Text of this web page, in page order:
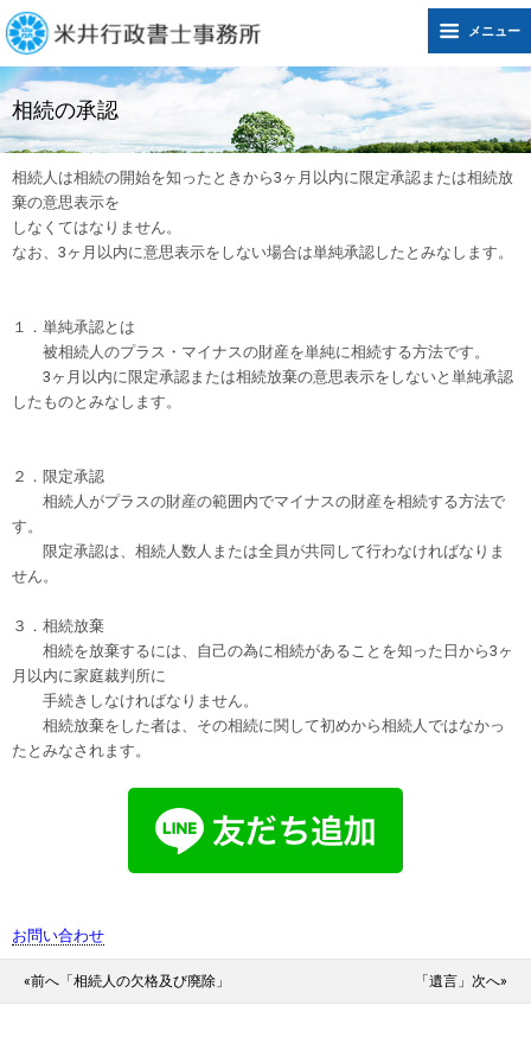
メニュー
相続の承認
相続人は相続の開始を知ったときから3ヶ月以内に限定承認または相続放
棄の意思表示を
しなくてはなりません。
なお、3ヶ月以内に意思表示をしない場合は単純承認したとみなします。
１．単純承認とは
被相続人のプラス・マイナスの財産を単純に相続する方法です。
3ヶ月以内に限定承認または相続放棄の意思表示をしないと単純承認
したものとみなします。
２．限定承認
相続人がプラスの財産の範囲内でマイナスの財産を相続する方法で
す。
限定承認は、相続人数人または全員が共同して行わなければなりま
せん。
３．相続放棄
相続を放棄するには、自己の為に相続があることを知った日から3ヶ
月以内に家庭裁判所に
手続きしなければなりません。
相続放棄をした者は、その相続に関して初めから相続人ではなかっ
たとみなされます。
お問い合わせ
«前へ「相続人の欠格及び廃除」 「遺言」次へ»